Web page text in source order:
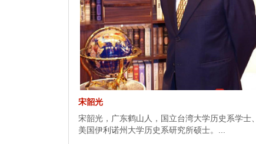
宋韶光
宋韶光，广东鹤山人，国立台湾大学历史系学士、
美国伊利诺州大学历史系研究所硕士。...